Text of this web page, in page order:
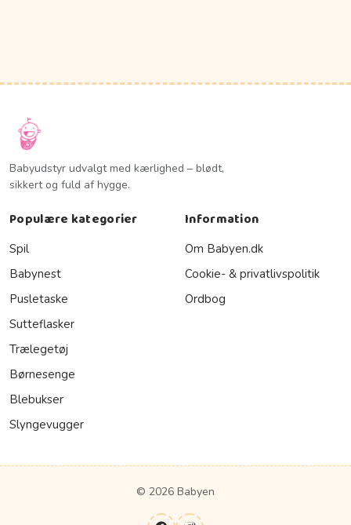
Babyudstyr udvalgt med kærlighed – blødt,
sikkert og fuld af hygge.
Populære kategorier
Spil
Babynest
Pusletaske
Sutteflasker
Trælegetøj
Børnesenge
Blebukser
Slyngevugger
Information
Om Babyen.dk
Cookie- & privatlivspolitik
Ordbog
© 2026 Babyen